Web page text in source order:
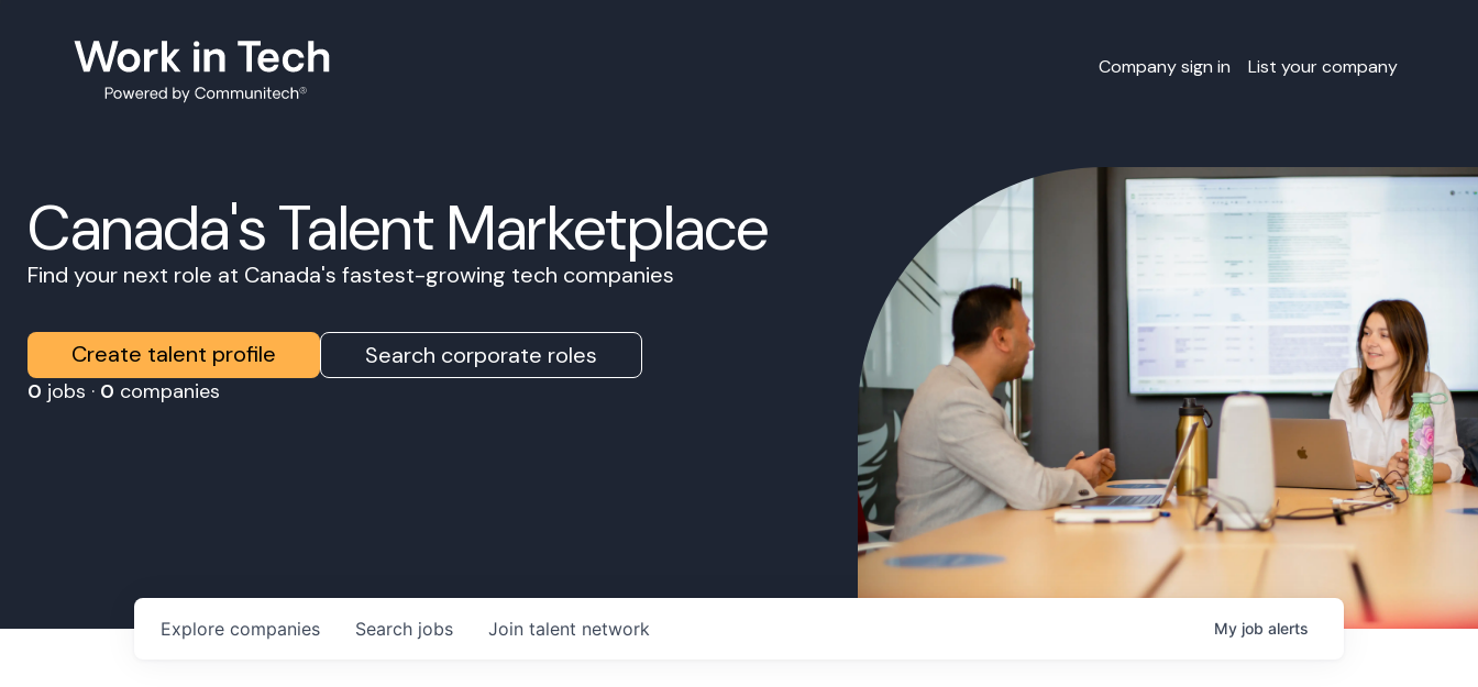
Company sign in List your company
Canada's Talent Marketplace
Find your next role at Canada's fastest-growing tech companies
Create talent profile Search corporate roles
0 jobs · 0 companies
Search jobs
Explore companies Join talent network My job alerts